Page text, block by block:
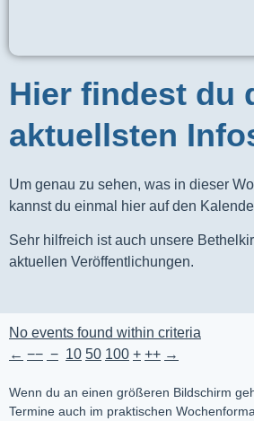
Hier findest du
aktuellsten
Um genau zu sehen, was in dieser
kannst du einmal hier auf den
Sehr hilfreich ist auch unsere
aktuellen Veröffentlichungen.
No events found within criteria
← −− − 10 50 100 + ++ →
Wenn du an einen größeren Bildschirm
Termine auch im praktischen